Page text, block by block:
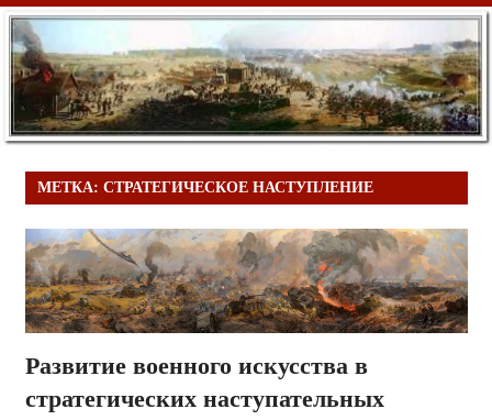
МЕТКА: СТРАТЕГИЧЕСКОЕ НАСТУПЛЕНИЕ
Развитие военного искусства в
стратегических наступательных